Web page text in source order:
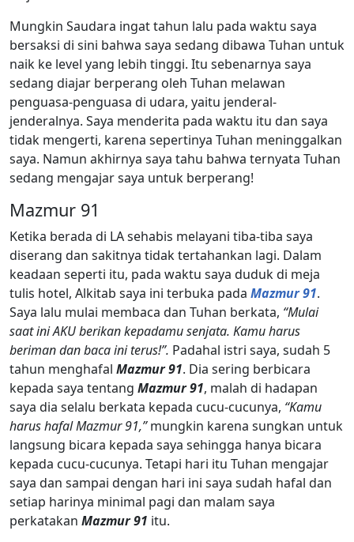
Mungkin Saudara ingat tahun lalu pada waktu saya
bersaksi di sini bahwa saya sedang dibawa Tuhan untuk
naik ke level yang lebih tinggi. Itu sebenarnya saya
sedang diajar berperang oleh Tuhan melawan
penguasa-penguasa di udara, yaitu jenderal-
jenderalnya. Saya menderita pada waktu itu dan saya
tidak mengerti, karena sepertinya Tuhan meninggalkan
saya. Namun akhirnya saya tahu bahwa ternyata Tuhan
sedang mengajar saya untuk berperang!
Mazmur 91
Ketika berada di LA sehabis melayani tiba-tiba saya
diserang dan sakitnya tidak tertahankan lagi. Dalam
keadaan seperti itu, pada waktu saya duduk di meja
tulis hotel, Alkitab saya ini terbuka pada Mazmur 91.
Saya lalu mulai membaca dan Tuhan berkata, “Mulai
saat ini AKU berikan kepadamu senjata. Kamu harus
beriman dan baca ini terus!”. Padahal istri saya, sudah 5
tahun menghafal Mazmur 91. Dia sering berbicara
kepada saya tentang Mazmur 91, malah di hadapan
saya dia selalu berkata kepada cucu-cucunya, “Kamu
harus hafal Mazmur 91,”mungkin karena sungkan untuk
langsung bicara kepada saya sehingga hanya bicara
kepada cucu-cucunya. Tetapi hari itu Tuhan mengajar
saya dan sampai dengan hari ini saya sudah hafal dan
setiap harinya minimal pagi dan malam saya
perkatakan Mazmur 91 itu.